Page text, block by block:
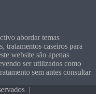
abordar temas
tratamentos caseiros para
website são apenas
ser utilizados como
sem antes consultar
|